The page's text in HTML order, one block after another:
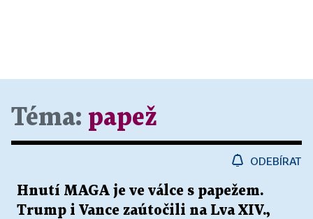
Téma: papež
ODEBÍRAT
Hnutí MAGA je ve válce s papežem.
Trump i Vance zaútočili na Lva XIV.,